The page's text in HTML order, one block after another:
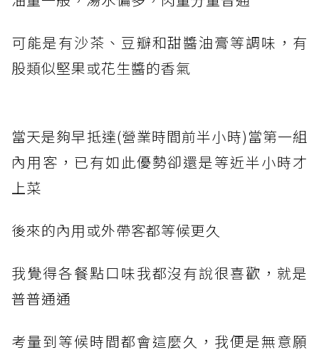
可能是有沙茶、豆瓣和甜醬油膏等調味，有
股類似堅果或花生醬的香氣
當天是夠早抵達(營業時間前半小時)當第一組
內用客，已有如此優勢卻還是等近半小時才
上菜
後來的內用或外帶客都等候更久
我覺得各餐點口味我都沒有說很喜歡，就是
普普通通
考量到等候時間都會這麼久，我便是無意願